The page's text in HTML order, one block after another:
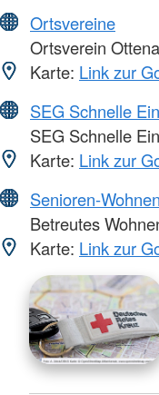
Ortsvereine
Ortsverein
Karte: Link zur
SEG Schnelle
SEG Schnelle
Karte: Link zur
Senioren-Wohnen
Betreutes
Karte: Link zur